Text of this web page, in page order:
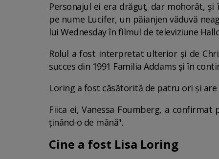
Personajul ei era drăguț, dar mohorât,
pe nume Lucifer, un păianjen văduvă
lui Wednesday în filmul de televiziune
Rolul a fost interpretat ulterior și de
succes din 1991 Familia Addams și în
Loring a fost căsătorită de patru ori și are
Fiica ei, Vanessa Foumberg, a
ținând-o de mână".
Cine a fost Lisa Loring